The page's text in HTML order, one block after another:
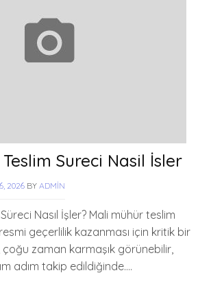
Sureci Nasil İsler
2026 BY ADMIN
Nasıl İşler? Mali mühür teslim
geçerlilik kazanması için kritik bir
çoğu zaman karmaşık görünebilir,
adım takip edildiğinde….